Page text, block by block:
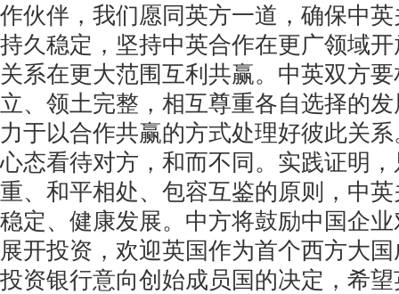
作伙伴，我们愿同英方一道，确保中
持久稳定，坚持中英合作在更广领域
关系在更大范围互利共赢。中英双方
立、领土完整，相互尊重各自选择的
力于以合作共赢的方式处理好彼此关
心态看待对方，和而不同。实践证明
重、和平相处、包容互鉴的原则，中
稳定、健康发展。中方将鼓励中国企
展开投资，欢迎英国作为首个西方大
投资银行意向创始成员国的决定，希